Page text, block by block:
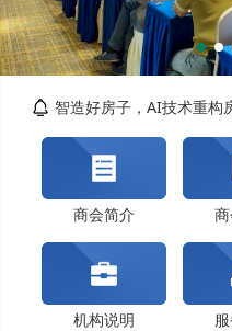
筑牢合规防线 | 竣工验收
精准解读提质效 | 房土两
智造好房子，AI技术重构
关于交纳2026年度会费的
转发佛山市自然资源局
佛山市顺德区住房城乡
关于交纳2024年度会费
商会简介
机构说明